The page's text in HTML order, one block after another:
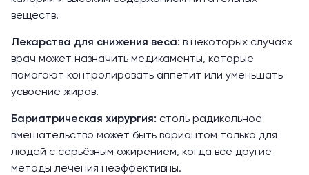
веществ.
Лекарства для снижения веса: в некоторых случаях
врач может назначить медикаменты, которые
помогают контролировать аппетит или уменьшать
усвоение жиров.
Бариатрическая хирургия: столь радикальное
вмешательство может быть вариантом только для
людей с серьёзным ожирением, когда все другие
методы лечения неэффективны.